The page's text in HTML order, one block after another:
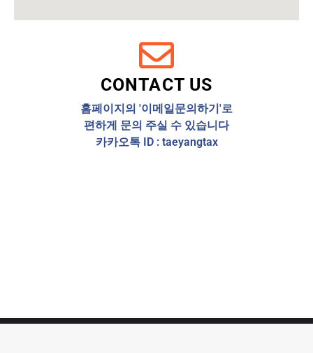
CONTACT US
홈페이지의 '이메일문의하기'로
편하게 문의 주실 수 있습니다
카카오톡 ID : taeyangtax